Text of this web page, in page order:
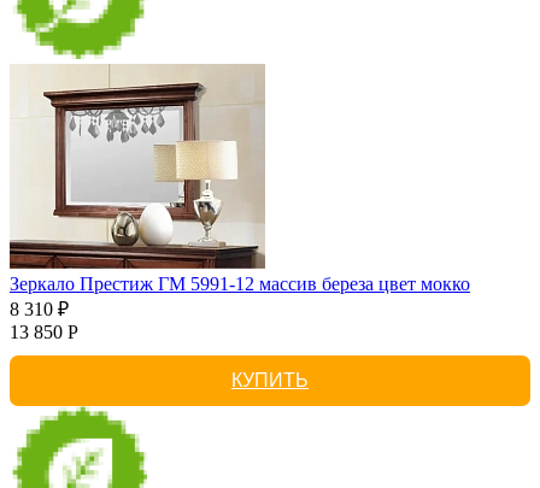
Зеркало Престиж ГМ 5991-12 массив береза цвет мокко
8 310 ₽
13 850 Р
КУПИТЬ